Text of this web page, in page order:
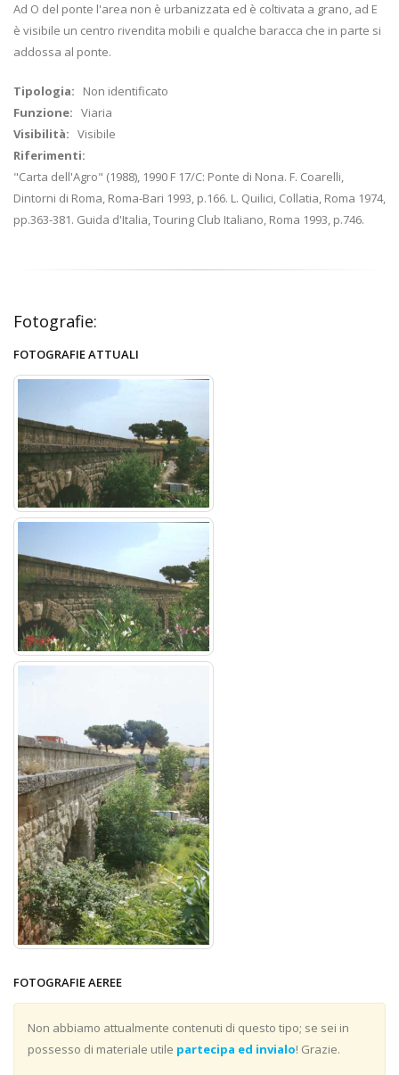
Ad O del ponte l'area non è urbanizzata ed è coltivata a grano, ad E
è visibile un centro rivendita mobili e qualche baracca che in parte si
addossa al ponte.
Tipologia: Non identificato
Funzione: Viaria
Visibilità: Visibile
Riferimenti:
"Carta dell'Agro" (1988), 1990 F 17/C: Ponte di Nona. F. Coarelli,
Dintorni di Roma, Roma-Bari 1993, p.166. L. Quilici, Collatia, Roma 1974,
pp.363-381. Guida d'Italia, Touring Club Italiano, Roma 1993, p.746.
Fotografie:
FOTOGRAFIE ATTUALI
FOTOGRAFIE AEREE
Non abbiamo attualmente contenuti di questo tipo; se sei in
possesso di materiale utile partecipa ed invialo! Grazie.